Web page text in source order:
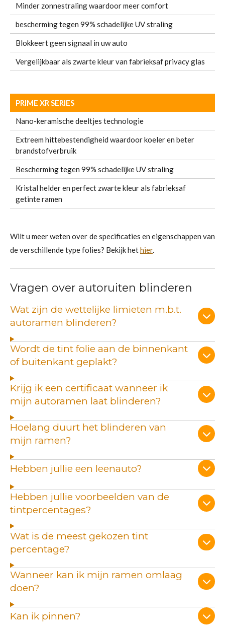
Minder zonnestraling waardoor meer comfort
bescherming tegen 99% schadelijke UV straling
Blokkeert geen signaal in uw auto
Vergelijkbaar als zwarte kleur van fabrieksaf privacy glas
PRIME XR SERIES
Nano-keramische deeltjes technologie
Extreem hittebestendigheid waardoor koeler en beter
brandstofverbruik
Bescherming tegen 99% schadelijke UV straling
Kristal helder en perfect zwarte kleur als fabrieksaf
getinte ramen
Wilt u meer weten over de specificaties en eigenschappen van
de verschillende type folies? Bekijk hethier.
Vragen over autoruiten blinderen
Wat zijn de wettelijke limieten m.b.t.
autoramen blinderen?
Wordt de tint folie aan de binnenkant
of buitenkant geplakt?
Krijg ik een certificaat wanneer ik
mijn autoramen laat blinderen?
Hoelang duurt het blinderen van
mijn ramen?
Hebben jullie een leenauto?
Hebben jullie voorbeelden van de
tintpercentages?
Wat is de meest gekozen tint
percentage?
Wanneer kan ik mijn ramen omlaag
doen?
Kan ik pinnen?